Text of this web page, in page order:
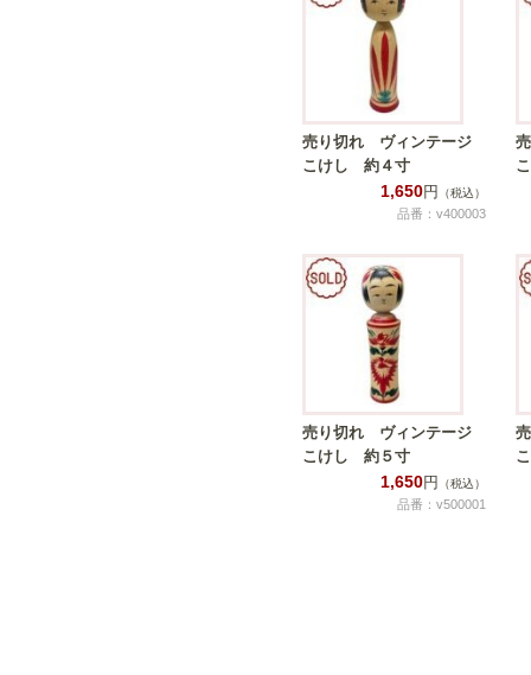
売り切れ ヴィンテージ
こけし 約４寸
1,650円 （税込）
品番：v400003
売り切れ ヴィンテージ
こけし 約５寸
1,650円 （税込）
品番：v500001